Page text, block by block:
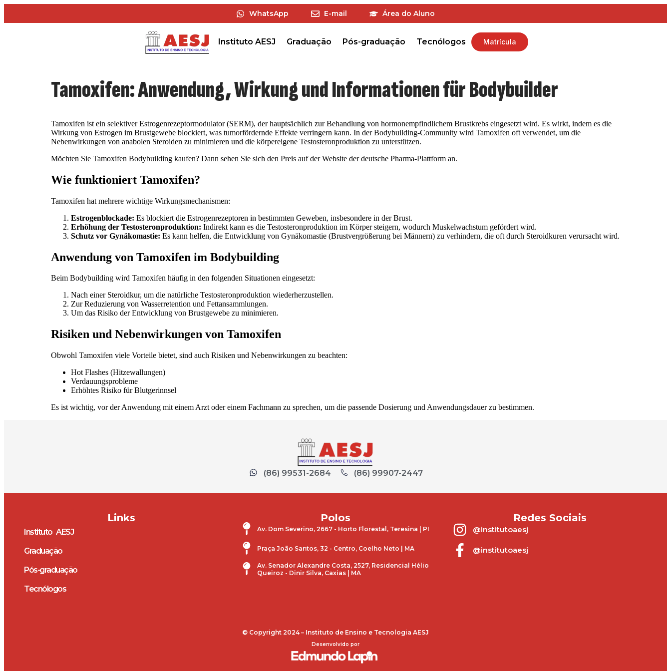
WhatsApp E-mail Área do Aluno
Instituto AESJ Graduação Pós-graduação Tecnólogos Matrícula
Tamoxifen: Anwendung, Wirkung und Informationen für Bodybuilder
Tamoxifen ist ein selektiver Estrogenrezeptormodulator (SERM), der hauptsächlich zur Behandlung von hormonempfindlichem Brustkrebs eingesetzt wird. Es wirkt, indem es die
Wirkung von Estrogen im Brustgewebe blockiert, was tumorfördernde Effekte verringern kann. In der Bodybuilding-Community wird Tamoxifen oft verwendet, um die
Nebenwirkungen von anabolen Steroiden zu minimieren und die körpereigene Testosteronproduktion zu unterstützen.
Möchten Sie Tamoxifen Bodybuilding kaufen? Dann sehen Sie sich den Preis auf der Website der deutsche Pharma-Plattform an.
Wie funktioniert Tamoxifen?
Tamoxifen hat mehrere wichtige Wirkungsmechanismen:
Estrogenblockade: Es blockiert die Estrogenrezeptoren in bestimmten Geweben, insbesondere in der Brust.
Erhöhung der Testosteronproduktion: Indirekt kann es die Testosteronproduktion im Körper steigern, wodurch Muskelwachstum gefördert wird.
Schutz vor Gynäkomastie: Es kann helfen, die Entwicklung von Gynäkomastie (Brustvergrößerung bei Männern) zu verhindern, die oft durch Steroidkuren verursacht wird.
Anwendung von Tamoxifen im Bodybuilding
Beim Bodybuilding wird Tamoxifen häufig in den folgenden Situationen eingesetzt:
Nach einer Steroidkur, um die natürliche Testosteronproduktion wiederherzustellen.
Zur Reduzierung von Wasserretention und Fettansammlungen.
Um das Risiko der Entwicklung von Brustgewebe zu minimieren.
Risiken und Nebenwirkungen von Tamoxifen
Obwohl Tamoxifen viele Vorteile bietet, sind auch Risiken und Nebenwirkungen zu beachten:
Hot Flashes (Hitzewallungen)
Verdauungsprobleme
Erhöhtes Risiko für Blutgerinnsel
Es ist wichtig, vor der Anwendung mit einem Arzt oder einem Fachmann zu sprechen, um die passende Dosierung und Anwendungsdauer zu bestimmen.
(86) 99531-2684 (86) 99907-2447
Links
Instituto AESJ
Graduação
Pós-graduação
Tecnólogos
Polos
Av. Dom Severino, 2667 - Horto Florestal, Teresina | PI
Praça João Santos, 32 - Centro, Coelho Neto | MA
Av. Senador Alexandre Costa, 2527, Residencial Hélio
Queiroz - Dinir Silva, Caxias | MA
Redes Sociais
@institutoaesj
@institutoaesj
© Copyright 2024 – Instituto de Ensino e Tecnologia AESJ
Desenvolvido por